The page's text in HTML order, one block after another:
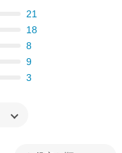
21
18
8
9
3